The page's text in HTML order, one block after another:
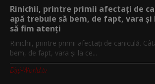
Rinichii, printre primii afectați de
apă trebuie să bem, de fapt, vara
să fim atenți
Rinichii, printre primii afectați de caniculă.
bem, de fapt, vara și la ce...
Digi-World.tv